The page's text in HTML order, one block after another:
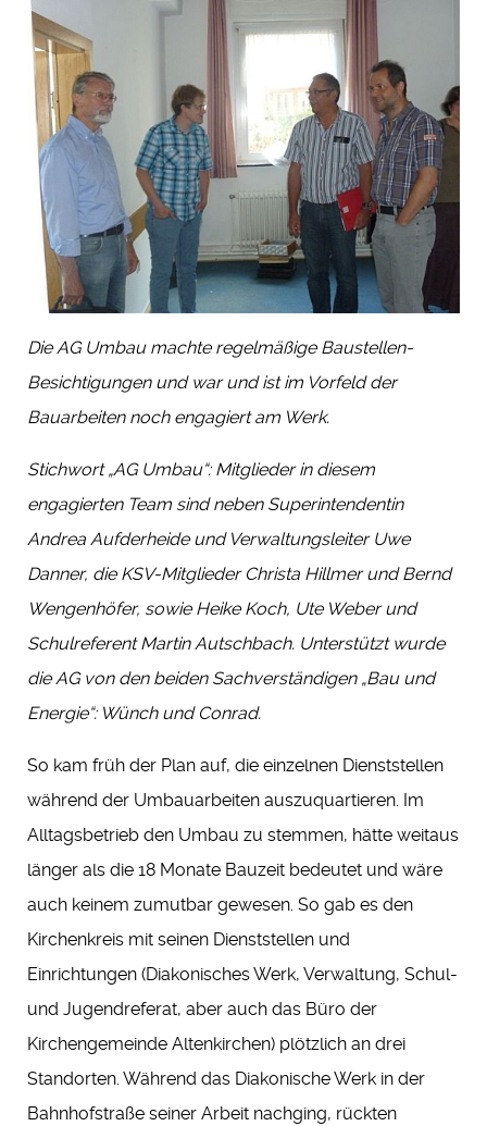
Die AG Umbau machte regelmäßige Baustellen-
Besichtigungen und war und ist im Vorfeld der
Bauarbeiten noch engagiert am Werk.
Stichwort „AG Umbau“: Mitglieder in diesem
engagierten Team sind neben Superintendentin
Andrea Aufderheide und Verwaltungsleiter Uwe
Danner, die KSV-Mitglieder Christa Hillmer und Bernd
Wengenhöfer, sowie Heike Koch, Ute Weber und
Schulreferent Martin Autschbach. Unterstützt wurde
die AG von den beiden Sachverständigen „Bau und
Energie“: Wünch und Conrad.
So kam früh der Plan auf, die einzelnen Dienststellen
während der Umbauarbeiten auszuquartieren. Im
Alltagsbetrieb den Umbau zu stemmen, hätte weitaus
länger als die 18 Monate Bauzeit bedeutet und wäre
auch keinem zumutbar gewesen. So gab es den
Kirchenkreis mit seinen Dienststellen und
Einrichtungen (Diakonisches Werk, Verwaltung, Schul-
und Jugendreferat, aber auch das Büro der
Kirchengemeinde Altenkirchen) plötzlich an drei
Standorten. Während das Diakonische Werk in der
Bahnhofstraße seiner Arbeit nachging, rückten